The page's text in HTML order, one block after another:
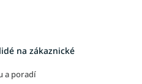
na zákaznické
a poradí